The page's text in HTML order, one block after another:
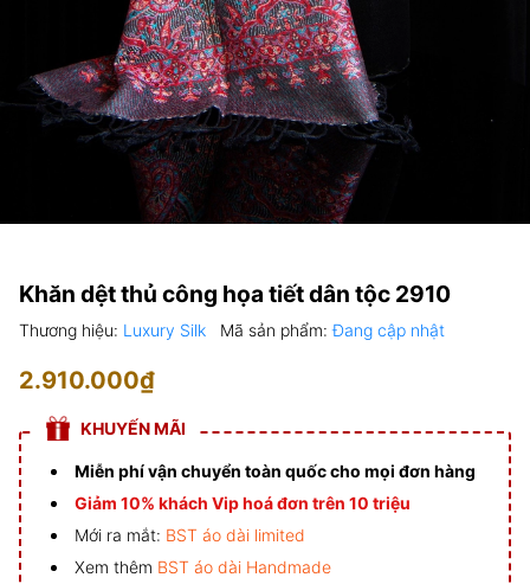
Khăn dệt thủ công họa tiết dân tộc 2910
Thương hiệu: Luxury Silk Mã sản phẩm:Đang cập nhật
2.910.000₫
KHUYẾN MÃI
Miễn phí vận chuyển toàn quốc cho mọi đơn hàng
Giảm 10% khách Vip hoá đơn trên 10 triệu
Mới ra mắt: BST áo dài limited
Xem thêm BST áo dài Handmade